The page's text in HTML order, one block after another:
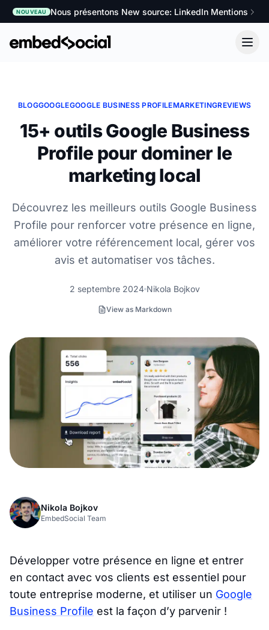
NOUVEAU Nous présentons New source: LinkedIn Mentions
BLOGGOOGLEGOOGLE BUSINESS PROFILEMARKETINGREVIEWS
15+ outils Google Business
Profile pour dominer le
marketing local
Découvrez les meilleurs outils Google Business
Profile pour renforcer votre présence en ligne,
améliorer votre référencement local, gérer vos
avis et automatiser vos tâches.
2 septembre 2024 Nikola Bojkov
View as Markdown
Nikola Bojkov
EmbedSocial Team
Développer votre présence en ligne et entrer
en contact avec vos clients est essentiel pour
toute entreprise moderne, et utiliser un Google
Business Profile est la façon d’y parvenir !